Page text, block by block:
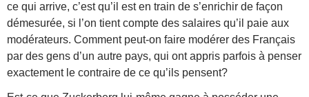
ce qui arrive, c’est qu’il est en train de s’enrichir de façon
démesurée, si l’on tient compte des salaires qu’il paie aux
modérateurs. Comment peut-on faire modérer des Français
par des gens d’un autre pays, qui ont appris parfois à penser
exactement le contraire de ce qu’ils pensent?